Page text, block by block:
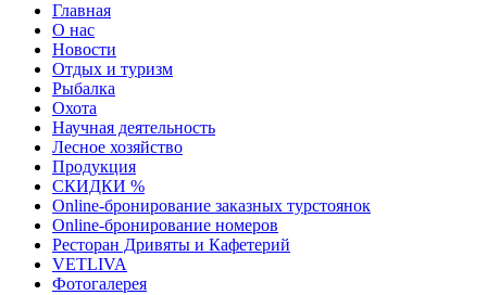
Главная
О нас
Новости
Отдых и туризм
Рыбалка
Охота
Научная деятельность
Лесное хозяйство
Продукция
СКИДКИ %
Оnline-бронирование заказных турстоянок
Оnline-бронирование номеров
Ресторан Дривяты и Кафетерий
VETLIVA
Фотогалерея